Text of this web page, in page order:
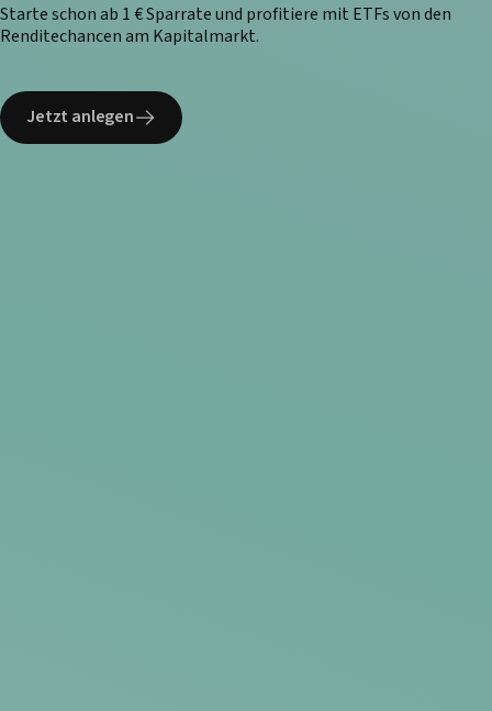
Starte schon ab 1 € Sparrate und profitiere mit ETFs von den
Renditechancen am Kapitalmarkt.
Jetzt anlegen